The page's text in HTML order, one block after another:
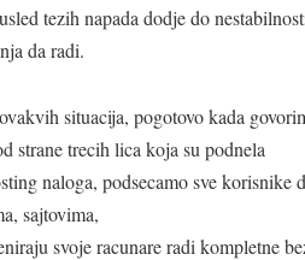
tezih napada dodje do
da radi.
situacija, pogotovo kada
strane trecih lica koja su podnela
naloga, podsecamo sve korisnike
sajtovima,
svoje racunare radi kompletne